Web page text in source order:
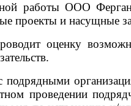
работы ООО
проекты и насущные
оценку
проведении